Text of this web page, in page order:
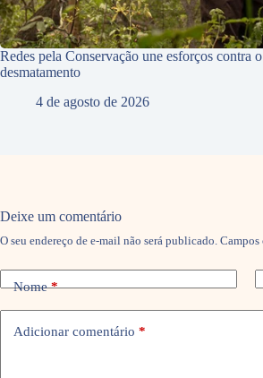
Redes pela Conservação une esforços contra o
desmatamento
4 de agosto de 2026
Deixe um comentário
O seu endereço de e-mail não será publicado. Campos
Nome*
Adicionar comentário *